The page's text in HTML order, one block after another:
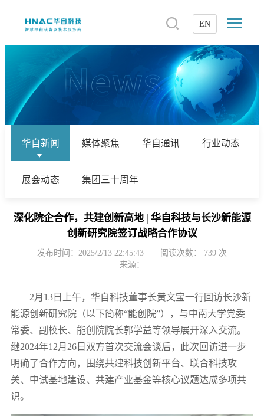
EN
华自新闻 媒体聚焦 华自通讯 行业动态
展会动态 集团三十周年
深化院企合作，共建创新高地 | 华自科技与长沙新能源
创新研究院签订战略合作协议
发布时间：2025/2/13 22:45:43 阅读次数： 739 次
来源：
2月13日上午，华自科技董事长黄文宝一行回访长沙新
能源创新研究院（以下简称“能创院”），与中南大学党委
常委、副校长、能创院院长郭学益等领导展开深入交流。
继2024年12月26日双方首次交流会谈后，此次回访进一步
明确了合作方向，围绕共建科技创新平台、联合科技攻
关、中试基地建设、共建产业基金等核心议题达成多项共
识。